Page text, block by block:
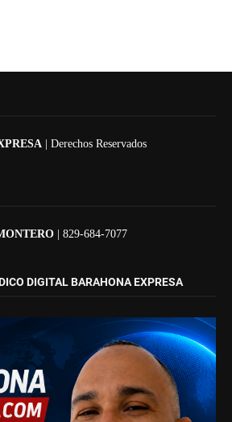
| Derechos Reservados
| 829-684-7077
DIGITAL BARAHONA EXPRESA